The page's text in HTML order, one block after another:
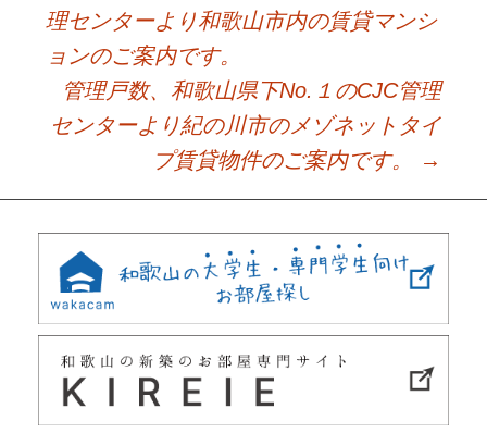
Post
navigation
理センターより和歌山市内の賃貸マンシ
ョンのご案内です。
管理戸数、和歌山県下No.１のCJC管理
センターより紀の川市のメゾネットタイ
プ賃貸物件のご案内です。
→